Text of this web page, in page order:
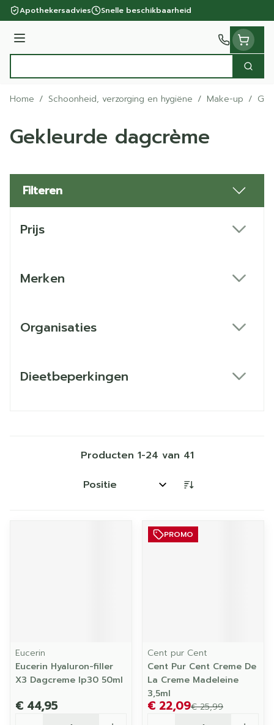
Ga naar de inhoud
Apothekersadvies Snelle beschikbaarheid
Menu
Zoek
Home / Schoonheid, verzorging en hygiëne / Make-up /
Gekleurde dagcrème
Filteren
Prijs
Merken
Organisaties
Dieetbeperkingen
Producten 1-24 van 41
Sorteer op:
Eucerin
Eucerin Hyaluron-filler
X3 Dagcreme Ip30 50ml
€ 44,95
PROMO
Cent pur Cent
Cent Pur Cent Creme De
La Creme Madeleine
3,5ml
€ 25,99
€ 22,09